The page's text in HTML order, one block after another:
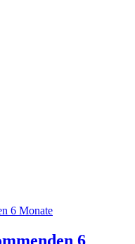
6 Monate
6